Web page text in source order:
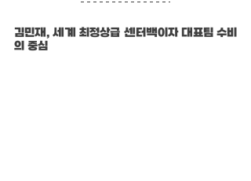
김민재, 세계 최정상급 센터백이자 대표팀 수비
의 중심